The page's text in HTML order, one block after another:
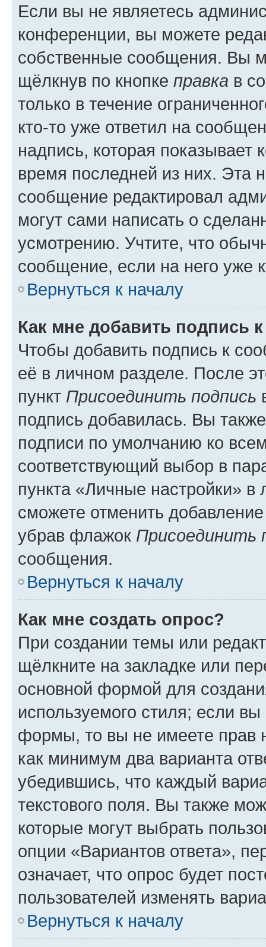
Если вы не являетесь
конференции, вы можете
собственные сообщения. Вы
щёлкнув по кнопке правка в
только в течение
кто-то уже ответил на
надпись, которая показывает
время последней из них. Эта
сообщение редактировал
могут сами написать о
усмотрению. Учтите, что
сообщение, если на него уже
Вернуться к началу
Как мне добавить подпись
Чтобы добавить подпись к
её в личном разделе. После
пункт Присоединить подпись
подпись добавилась. Вы
подписи по умолчанию ко
соответствующий выбор в
пункта «Личные настройки»
сможете отменить
убрав флажок Присоединить
сообщения.
Вернуться к началу
Как мне создать опрос?
При создании темы или
щёлкните на закладке или
основной формой для
используемого стиля; если
формы, то вы не имеете прав
как минимум два варианта
убедившись, что каждый
текстового поля. Вы также
которые могут выбрать
опции «Вариантов ответа»,
означает, что опрос будет
пользователей изменять
Вернуться к началу